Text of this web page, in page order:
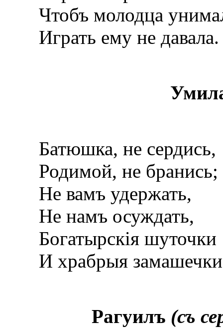
Чтобъ молодца
Играть ему не давала.
Батюшка, не сердись,
Родимой, не бранись;
Не вамъ удержать,
Не намъ осуждать,
Богатырскія шуточки
И храбрыя
Рагуилъ (съ